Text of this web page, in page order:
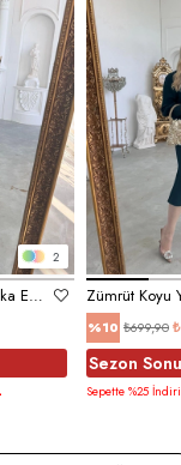
2
Siyah Orj Marka Balıkcı Yaka Elbise
%10 ₺699,90
Sezon Sonu
Sepette %25